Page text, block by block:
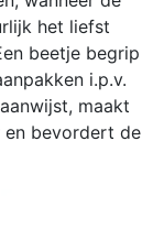
het liefst
beetje begrip
i.p.v.
maakt
bevordert de